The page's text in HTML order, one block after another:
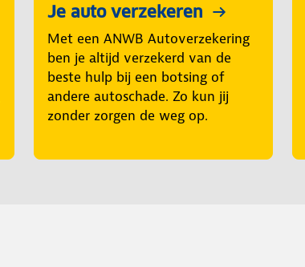
Je auto verzekeren
Met een ANWB Autoverzekering
ben je altijd verzekerd van de
beste hulp bij een botsing of
andere autoschade. Zo kun jij
zonder zorgen de weg op.